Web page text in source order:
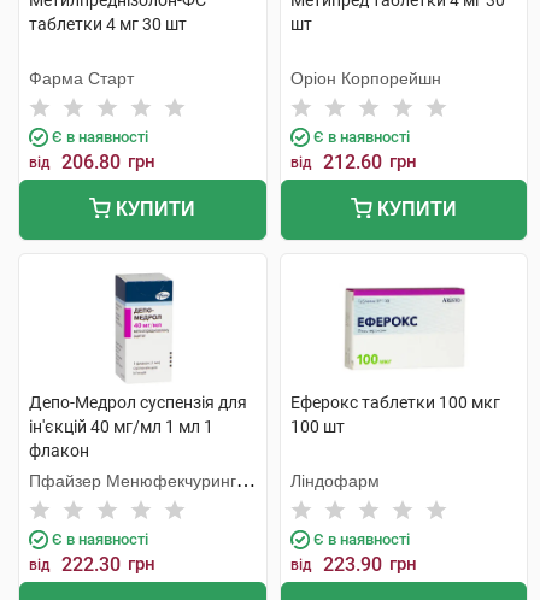
таблетки 4 мг 30 шт
Фарма Старт
Є в наявності
від 206.80 грн
КУПИТИ
шт
Оріон Корпорейшн
Є в наявності
від 212.60 грн
КУПИТИ
Депо-Медрол суспензія для
ін'єкцій 40 мг/мл 1 мл 1
флакон
Пфайзер Менюфекчуринг
Бельгія
Є в наявності
від 222.30 грн
Еферокс таблетки 100 мкг
100 шт
Ліндофарм
Є в наявності
від 223.90 грн